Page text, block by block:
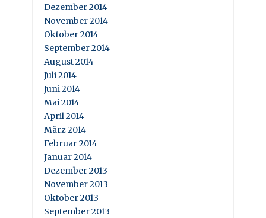
Dezember 2014
November 2014
Oktober 2014
September 2014
August 2014
Juli 2014
Juni 2014
Mai 2014
April 2014
März 2014
Februar 2014
Januar 2014
Dezember 2013
November 2013
Oktober 2013
September 2013